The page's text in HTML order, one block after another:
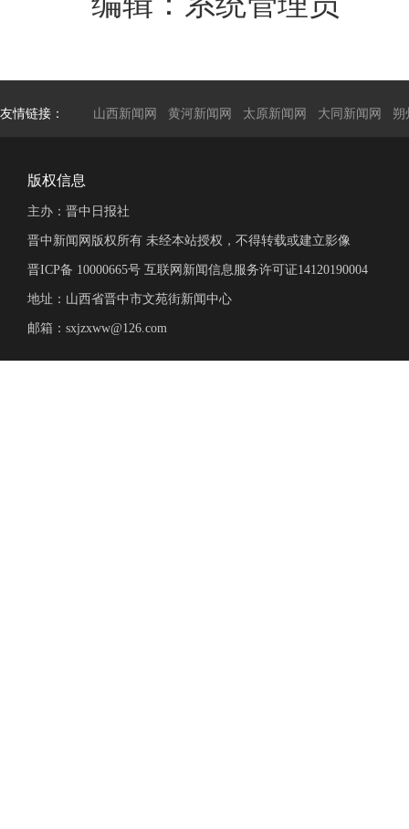
友情链接： 山西新闻网 黄河新闻网 太原新闻网 大同新闻网 朔
版权信息
主办：晋中日报社
晋中新闻网版权所有 未经本站授权，不得转载或建立影像
晋ICP备 10000665号 互联网新闻信息服务许可证14120190004
地址：山西省晋中市文苑街新闻中心
邮箱：sxjzxww@126.com